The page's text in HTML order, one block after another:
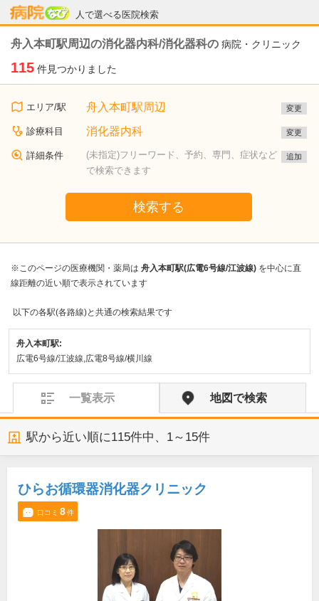
人で選べる医院検索
病院なび
舟入本町駅周辺の消化器内科/消化器科の 病院・クリニック
115 件見つかりました
エリア/駅 舟入本町駅周辺 変更
診療科目 消化器内科 変更
詳細条件
(未指定)フリーワード、予約、専門、症状など
で検索できます
追加
検索する
※このページの医療機関・薬局は 舟入本町駅(広電6号線/江波線) を中心に直
線距離の近い順で表示されています
以下の各駅(各路線)と共通の検索結果です
舟入本町駅:
広電6号線/江波線,広電8号線/横川線
一覧表示 地図で検索
駅から近い順に115件中、 1～15件
ひらお循環器消化器クリニック
口コミ 8件